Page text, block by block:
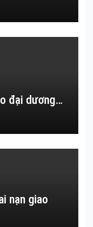
đại dương…
nạn giao